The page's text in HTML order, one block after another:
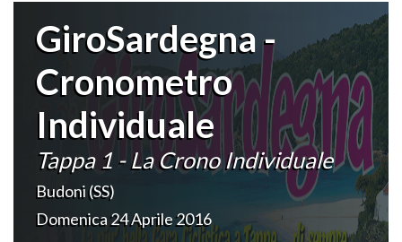
GiroSardegna -
Cronometro
Individuale
Tappa 1 - La Crono Individuale
Budoni (SS)
Domenica 24 Aprile 2016